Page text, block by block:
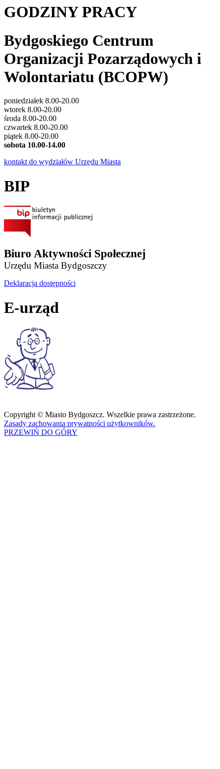
GODZINY PRACY
Bydgoskiego Centrum
Organizacji Pozarządowych i
Wolontariatu (BCOPW)
poniedziałek 8.00-20.00
wtorek 8.00-20.00
środa 8.00-20.00
czwartek 8.00-20.00
piątek 8.00-20.00
sobota 10.00-14.00
kontakt do wydziałów Urzędu Miasta
BIP
Biuro Aktywności Społecznej
Urzędu Miasta Bydgoszczy
Deklaracja dostępności
E-urząd
Copyright © Miasto Bydgoszcz. Wszelkie prawa zastrzeżone.
Zasady zachowania prywatności użytkowników.
PRZEWIŃ DO GÓRY